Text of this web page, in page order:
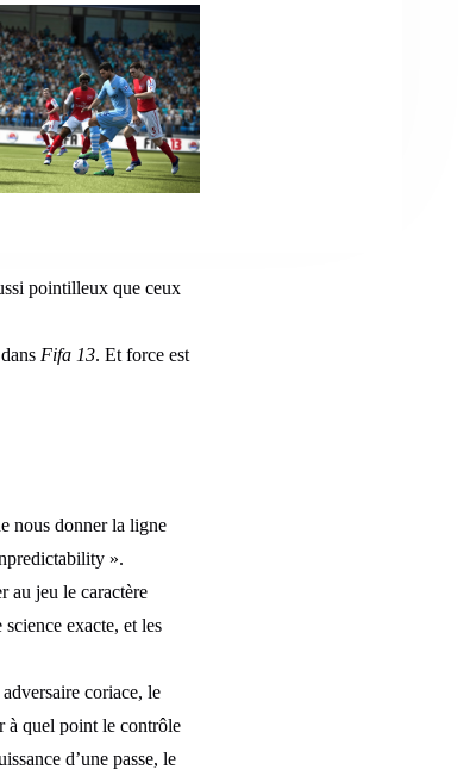
pointilleux que ceux
Fifa 13. Et force est
nous donner la ligne
».
au jeu le caractère
exacte, et les
coriace, le
à quel point le contrôle
d’une passe, le